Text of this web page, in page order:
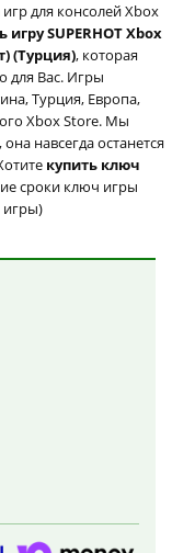
для консолей Xbox
игру SUPERHOT Xbox
(Турция), которая
для Вас. Игры
Турция, Европа,
Xbox Store. Мы
, она навсегда останется
купить ключ
сроки ключ игры
игры)